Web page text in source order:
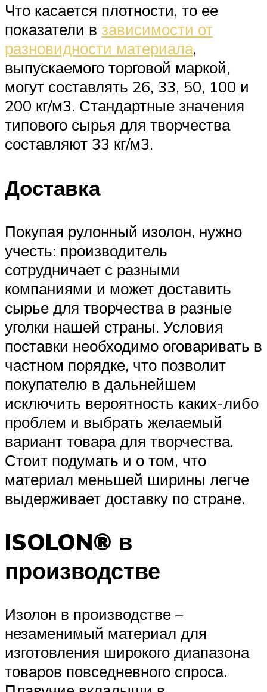
Что касается плотности, то ее
показатели в зависимости от
разновидности материала,
выпускаемого торговой маркой,
могут составлять 26, 33, 50, 100 и
200 кг/м3. Стандартные значения
типового сырья для творчества
составляют 33 кг/м3.
Доставка
Покупая рулонный изолон, нужно
учесть: производитель
сотрудничает с разными
компаниями и может доставить
сырье для творчества в разные
уголки нашей страны. Условия
поставки необходимо оговаривать в
частном порядке, что позволит
покупателю в дальнейшем
исключить вероятность каких-либо
проблем и выбрать желаемый
вариант товара для творчества.
Стоит подумать и о том, что
материал меньшей ширины легче
выдерживает доставку по стране.
ISOLON® в
производстве
Изолон в производстве –
незаменимый материал для
изготовления широкого диапазона
товаров повседневного спроса.